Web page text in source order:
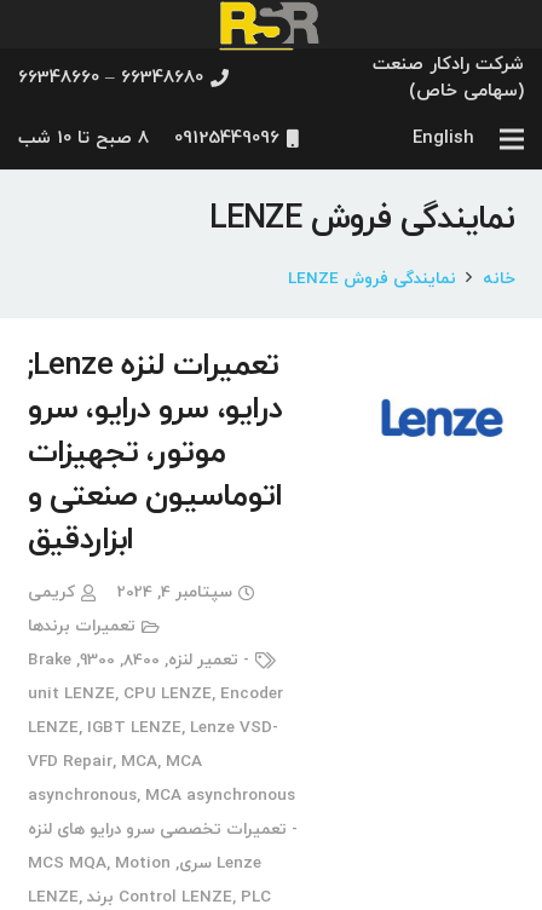
شرکت رادکار صنعت
(سهامی خاص)
66348680 – 66348660
English
09125449096 8 صبح تا 10 شب
نمایندگی فروش LENZE
خانه نمایندگی فروش LENZE
تعمیرات لنزه Lenze;
درایو، سرو درایو، سرو
موتور، تجهیزات
اتوماسیون صنعتی و
ابزاردقیق
سپتامبر 4, 2024
کریمی
تعمیرات برندها
- تعمیر لنزه,
8400
,
9300
,
Brake
unit LENZE, CPU LENZE, Encoder
LENZE, IGBT LENZE, Lenze VSD-
VFD Repair, MCA, MCA
asynchronous, MCA asynchronous
- تعمیرات تخصصی سرو درایو های لنزه
Lenze سری
,
MCS MQA, Motion
Control LENZE, PLC برند LENZE
,